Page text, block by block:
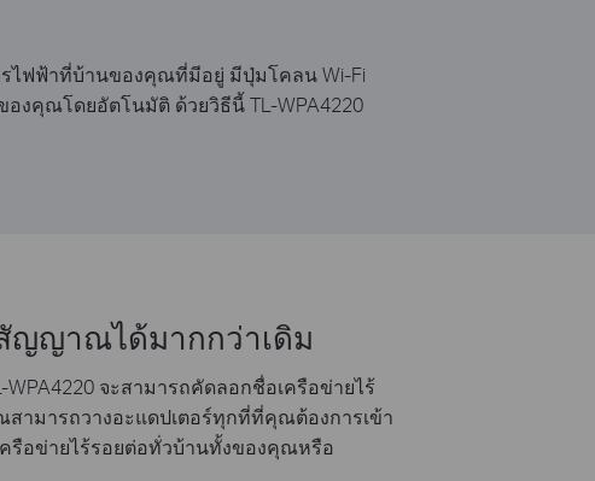
รไฟฟ้าที่บ้านของคุณที่มีอยู่ มีปุ่มโคลน Wi-Fi
งคุณโดยอัตโนมัติ ด้วยวิธีนี้ TL-WPA4220
สัญญาณได้มากกว่าเดิม
จะสามารถคัดลอกชื่อเครือข่ายไร้
ามารถวางอะแดปเตอร์ทุกที่ที่คุณต้องการเข้า
รือข่ายไร้รอยต่อทั่วบ้านทั้งของคุณหรือ